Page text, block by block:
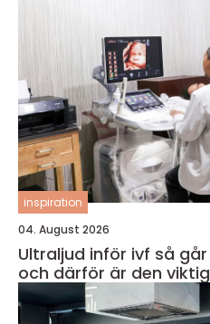
inspiration
04. August 2026
Ultraljud inför ivf så går undersökningen till
och därför är den viktig